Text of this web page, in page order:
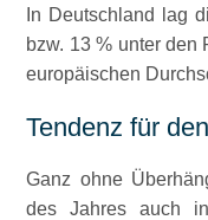
In Deutschland lag
bzw. 13 % unter den
europäischen
Tendenz für
Ganz ohne
des Jahres auch